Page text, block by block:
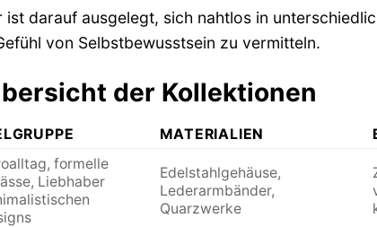
ist darauf ausgelegt, sich nahtlos in
von Selbstbewusstsein zu vermitteln.
der Kollektionen
MATERIALIEN
formelle
Liebhaber
Edelstahlgehäuse,
Lederarmbänder,
Quarzwerke